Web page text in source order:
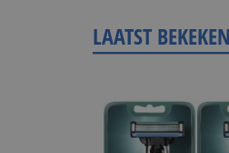
LAATST BEKEKEN